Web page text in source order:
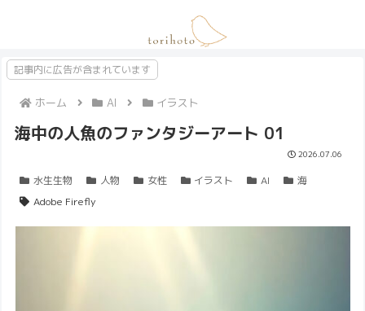
記事内に広告が含まれています
ホーム AI イラスト
海中の人魚のファンタジーアート 01
2026.07.06
水生生物 人物 女性 イラスト AI
海
Adobe Firefly